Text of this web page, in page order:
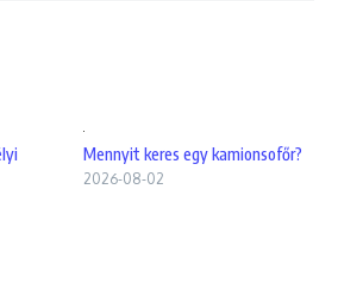
Mennyit keres egy kamionsofőr?
2026-08-02